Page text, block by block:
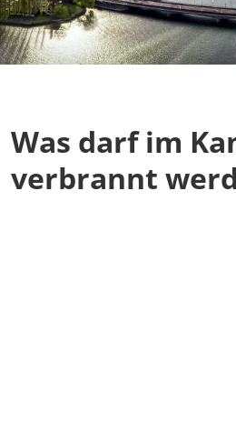
Was darf im
verbrannt